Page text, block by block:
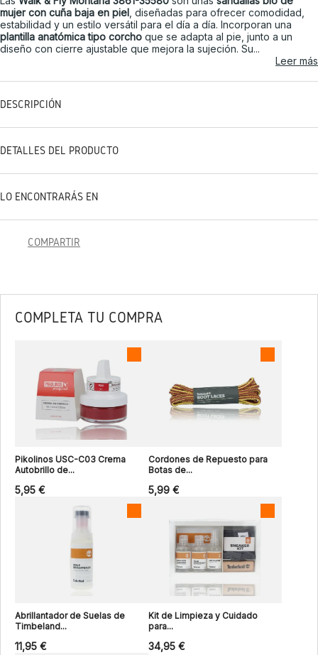
mujer con cuña baja en piel , diseñadas para ofrecer comodidad,
estabilidad y un estilo versátil para el día a día. Incorporan una
plantilla anatómica tipo corcho que se adapta al pie, junto a un
diseño con cierre ajustable que mejora la sujeción. Su...
Leer más
DESCRIPCIÓN
DETALLES DEL PRODUCTO
LO ENCONTRARÁS EN
COMPARTIR
COMPLETA TU COMPRA
Pikolinos USC-C03 Crema
Autobrillo de...
5,95 €
Cordones de Repuesto para
Botas de...
5,99 €
Abrillantador de Suelas de
Timbeland...
11,95 €
Kit de Limpieza y Cuidado
para...
34,95 €